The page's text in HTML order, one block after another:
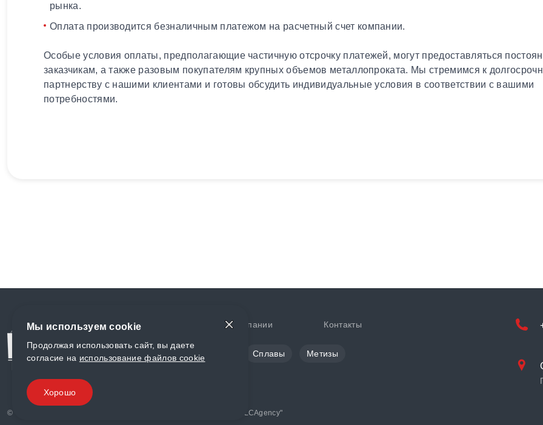
рынка.
Оплата производится безналичным платежом на расчетный счет компании.
Особые условия оплаты, предполагающие частичную отсрочку платежей, могут предоставляться
заказчикам, а также разовым покупателям крупных объемов металлопроката. Мы стремимся к
партнерству с нашими клиентами и готовы обсудить индивидуальные условия в соответствии с вашими
потребностями.
Доставка и оплата О компании Контакты
Цветной металл Сплавы Метизы
© «World Metall» 2025, Разработка и комплексное продвижение " LCAgency"
Мы используем cookie
Продолжая использовать сайт, вы даете
согласие на использование файлов cookie
Хорошо